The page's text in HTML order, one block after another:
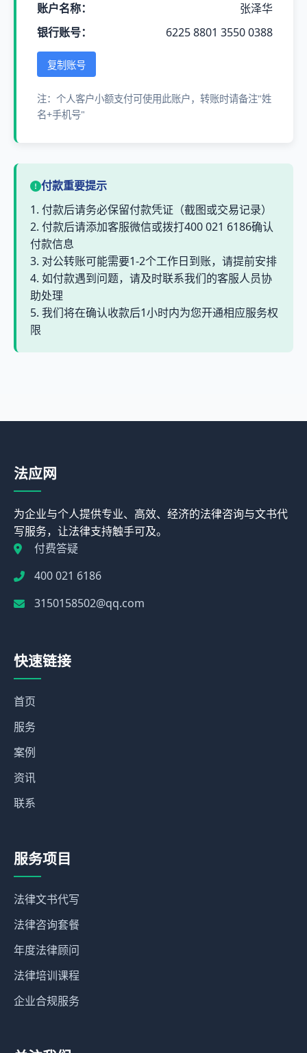
账户名称：
张泽华
银行账号：
6225 8801 3550 0388
复制账号
注：个人客户小额支付可使用此账户，转账时请备注"姓
名+手机号"
付款重要提示
1. 付款后请务必保留付款凭证（截图或交易记录）
2. 付款后请添加客服微信或拨打400 021 6186确认
付款信息
3. 对公转账可能需要1-2个工作日到账，请提前安排
4. 如付款遇到问题，请及时联系我们的客服人员协
助处理
5. 我们将在确认收款后1小时内为您开通相应服务权
限
法应网
为企业与个人提供专业、高效、经济的法律咨询与文书代
写服务，让法律支持触手可及。
付费答疑
400 021 6186
3150158502@qq.com
快速链接
首页
服务
案例
资讯
联系
服务项目
法律文书代写
法律咨询套餐
年度法律顾问
法律培训课程
企业合规服务